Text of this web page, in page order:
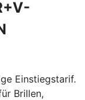
Einstiegstarif.
Brillen,